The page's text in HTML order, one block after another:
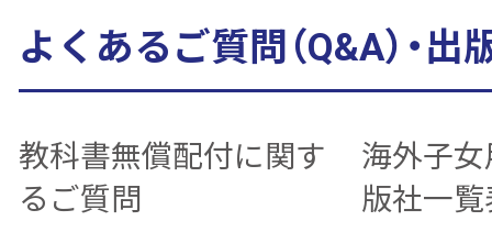
よくあるご質問（Q&A）・
教科書無償配付に関す
るご質問
海外子
版社一覧